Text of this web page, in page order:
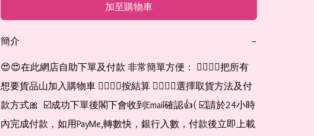
加至購物車
簡介 −
😍😍在此網店自助下單及付款 非常簡單方便： 👉🏻👉🏻把所有
想要貨品山加入購物車 👉🏻👉🏻按結算 👉🏻👉🏻選擇取貨方法及付
款方式🎀  ☑️成功下單後閣下會收到Email確認👍( ☑️請於24小時
內完成付款，如用PayMe,轉數快，銀行入數，付款後立即上載